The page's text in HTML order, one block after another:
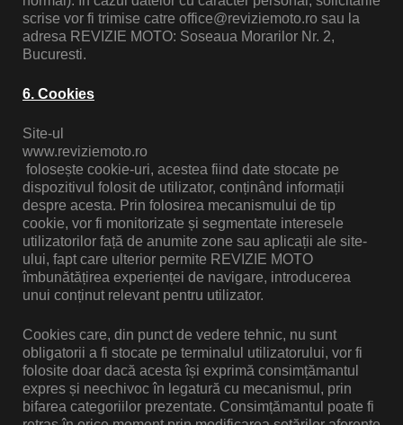
scrise vor fi trimise catre office@reviziemoto.ro sau la
adresa REVIZIE MOTO: Soseaua Morarilor Nr. 2,
Bucuresti.
6. Cookies
Site-ul
www.reviziemoto.ro
folosește cookie-uri, acestea fiind date stocate pe
dispozitivul folosit de utilizator, conținând informații
despre acesta. Prin folosirea mecanismului de tip
cookie, vor fi monitorizate și segmentate interesele
utilizatorilor față de anumite zone sau aplicații ale site-
ului, fapt care ulterior permite REVIZIE MOTO
îmbunătățirea experienței de navigare, introducerea
unui conținut relevant pentru utilizator.
Cookies care, din punct de vedere tehnic, nu sunt
obligatorii a fi stocate pe terminalul utilizatorului, vor fi
folosite doar dacă acesta își exprimă consimțămantul
expres și neechivoc în legatură cu mecanismul, prin
bifarea categoriilor prezentate. Consimțămantul poate fi